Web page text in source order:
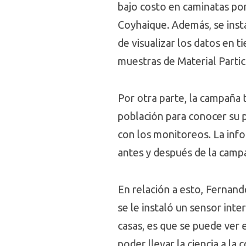
bajo costo en caminatas
Coyhaique. Además, se
de visualizar los datos en
muestras de Material
Por otra parte, la
población para conocer su
con los monitoreos. La
antes y después de la
En relación a esto,
se le instaló un sensor
casas, es que se puede
poder llevar la ciencia a la